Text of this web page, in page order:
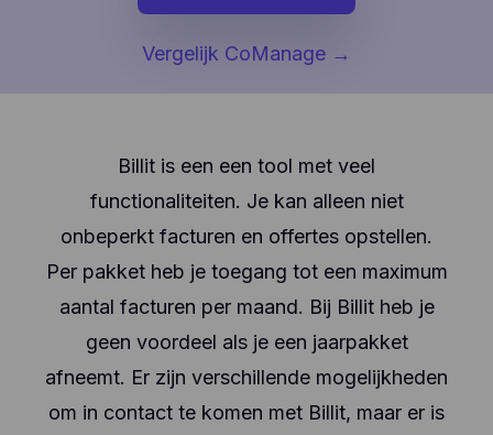
Vergelijk CoManage →
Billit is een een tool met veel
functionaliteiten. Je kan alleen niet
onbeperkt facturen en offertes opstellen.
Per pakket heb je toegang tot een maximum
aantal facturen per maand. Bij Billit heb je
geen voordeel als je een jaarpakket
afneemt. Er zijn verschillende mogelijkheden
om in contact te komen met Billit, maar er is